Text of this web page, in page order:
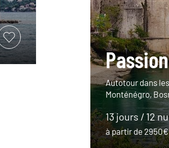
Autotour dans
Monténégro,
13 jours / 12
à partir de 2950€